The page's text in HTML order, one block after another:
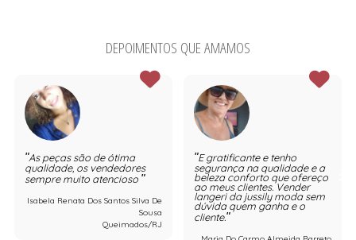
DEPOIMENTOS QUE AMAMOS
As peças são de ótima
qualidade, os vendedores
sempre muito atencioso
Isabela Renata Dos Santos Silva De
Sousa
Queimados/RJ
E gratificante e tenho
segurança na qualidade e a
beleza conforto que ofereço
ao meus clientes. Vender
langeri da jussily moda sem
dúvida quem ganha e o
cliente.